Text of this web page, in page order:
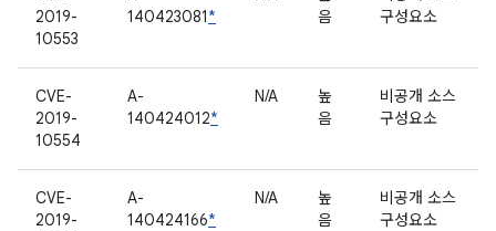
2019-
10553
140423081*
음
구성요소
CVE-
2019-
10554
A-
140424012*
N/A
높
음
비공개 소스
구성요소
CVE-
2019-
A-
140424166*
N/A
높
음
비공개 소스
구성요소